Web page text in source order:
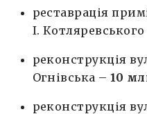
реставрація
І.
реконструкція
Огнівська –10
реконструкція